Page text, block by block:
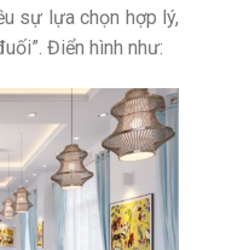
sự lựa chọn hợp lý,
Điển hình như: